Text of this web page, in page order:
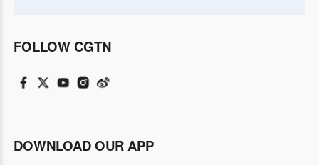
FOLLOW CGTN
DOWNLOAD OUR APP